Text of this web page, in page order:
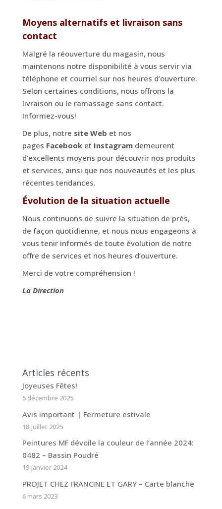
Moyens alternatifs et livraison sans
contact
Malgré la réouverture du magasin, nous
maintenons notre disponibilité à vous servir via
téléphone et courriel sur nos heures d’ouverture.
Selon certaines conditions, nous offrons la
livraison ou le ramassage sans contact.
Informez-vous!
De plus, notre site Web et nos
pages Facebooket Instagram demeurent
d’excellents moyens pour découvrir nos produits
et services, ainsi que nos nouveautés et les plus
récentes tendances.
Évolution de la situation actuelle
Nous continuons de suivre la situation de près,
de façon quotidienne, et nous nous engageons à
vous tenir informés de toute évolution de notre
offre de services et nos heures d’ouverture.
Merci de votre compréhension !
La Direction
Articles récents
Joyeuses Fêtes!
5 décembre 2025
Avis important | Fermeture estivale
18 juillet 2025
Peintures MF dévoile la couleur de l’année 2024:
0482 – Bassin Poudré
19 janvier 2024
PROJET CHEZ FRANCINE ET GARY – Carte blanche
6 mars 2023